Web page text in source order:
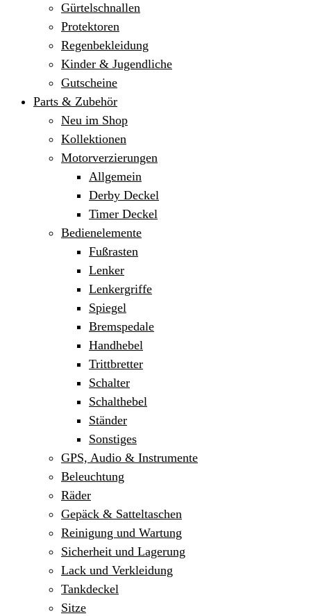
Gürtelschnallen
Protektoren
Regenbekleidung
Kinder & Jugendliche
Gutscheine
Parts & Zubehör
Neu im Shop
Kollektionen
Motorverzierungen
Allgemein
Derby Deckel
Timer Deckel
Bedienelemente
Fußrasten
Lenker
Lenkergriffe
Spiegel
Bremspedale
Handhebel
Trittbretter
Schalter
Schalthebel
Ständer
Sonstiges
GPS, Audio & Instrumente
Beleuchtung
Räder
Gepäck & Satteltaschen
Reinigung und Wartung
Sicherheit und Lagerung
Lack und Verkleidung
Tankdeckel
Sitze